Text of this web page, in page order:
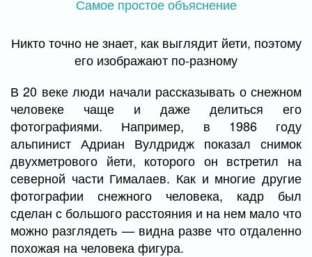
Никто точно не знает, как выглядит йети, поэтому
его изображают по-разному
В 20 веке люди начали рассказывать о снежном
человеке чаще и даже делиться его
фотографиями. Например, в 1986 году
альпинист Адриан Вулдридж показал снимок
двухметрового йети, которого он встретил на
северной части Гималаев. Как и многие другие
фотографии снежного человека, кадр был
сделан с большого расстояния и на нем мало что
можно разглядеть — видна разве что отдаленно
похожая на человека фигура.